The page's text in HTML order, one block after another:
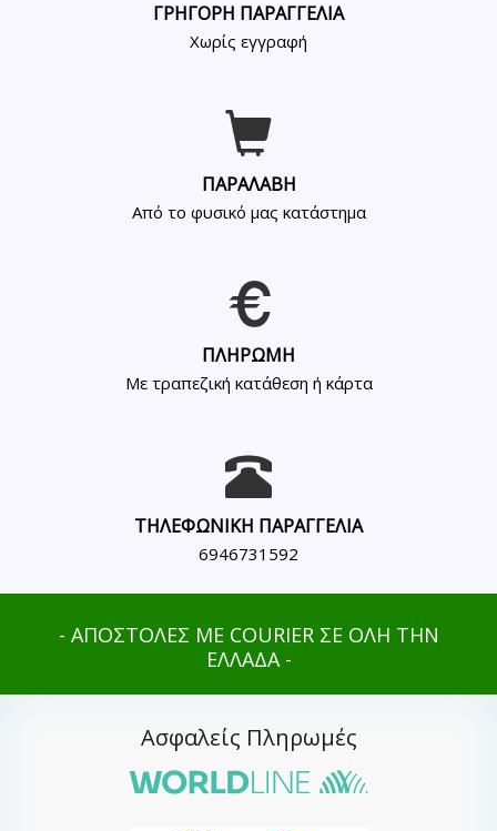
ΓΡΗΓΟΡΗ ΠΑΡΑΓΓΕΛΙΑ
Χωρίς εγγραφή
ΠΑΡΑΛΑΒΗ
Από το φυσικό μας κατάστημα
ΠΛΗΡΩΜΗ
Με τραπεζική κατάθεση ή κάρτα
ΤΗΛΕΦΩΝΙΚΗ ΠΑΡΑΓΓΕΛΙΑ
6946731592
- ΑΠΟΣΤΟΛΕΣ ΜΕ COURIER ΣΕ ΟΛΗ ΤΗΝ
ΕΛΛΑΔΑ -
Ασφαλείς Πληρωμές